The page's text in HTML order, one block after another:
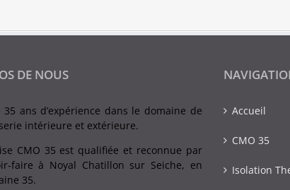
DE NOUS
35 ans d’expérience dans le domaine de
intérieure et extérieure.
CMO 35 est qualifiée et reconnue par
faire à Noyal Chatillon sur Seiche, en
35.
Accueil
CMO 35
Isolation